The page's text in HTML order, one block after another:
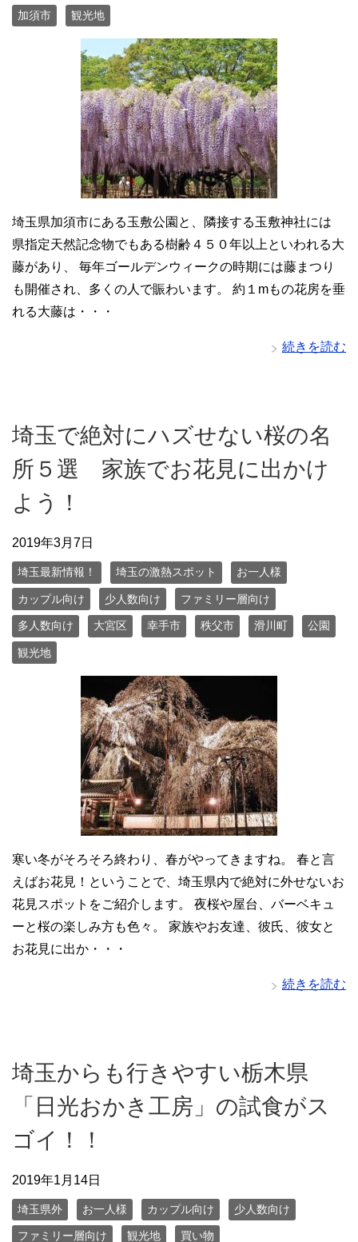
加須市 観光地
埼玉県加須市にある玉敷公園と、隣接する玉敷神社には
県指定天然記念物でもある樹齢４５０年以上といわれる大
藤があり、 毎年ゴールデンウィークの時期には藤まつり
も開催され、多くの人で賑わいます。 約１mもの花房を垂
れる大藤は・・・
続きを読む
埼玉で絶対にハズせない桜の名
所５選 家族でお花見に出かけ
よう！
2019年3月7日
埼玉最新情報！ 埼玉の激熱スポット お一人様
カップル向け 少人数向け ファミリー層向け
多人数向け 大宮区 幸手市 秩父市 滑川町 公園
観光地
寒い冬がそろそろ終わり、春がやってきますね。 春と言
えばお花見！ということで、埼玉県内で絶対に外せないお
花見スポットをご紹介します。 夜桜や屋台、バーベキュ
ーと桜の楽しみ方も色々。 家族やお友達、彼氏、彼女と
お花見に出か・・・
続きを読む
埼玉からも行きやすい栃木県
「日光おかき工房」の試食がス
ゴイ！！
2019年1月14日
埼玉県外 お一人様 カップル向け 少人数向け
ファミリー層向け 観光地 買い物